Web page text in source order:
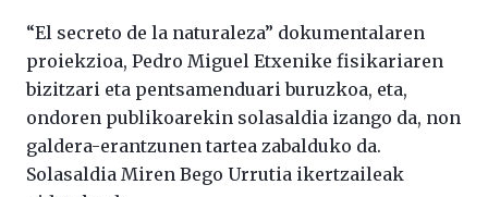
“El secreto de la naturaleza” dokumentalaren
proiekzioa, Pedro Miguel Etxenike fisikariaren
bizitzari eta pentsamenduari buruzkoa, eta,
ondoren publikoarekin solasaldia izango da, non
galdera-erantzunen tartea zabalduko da.
Solasaldia Miren Bego Urrutia ikertzaileak